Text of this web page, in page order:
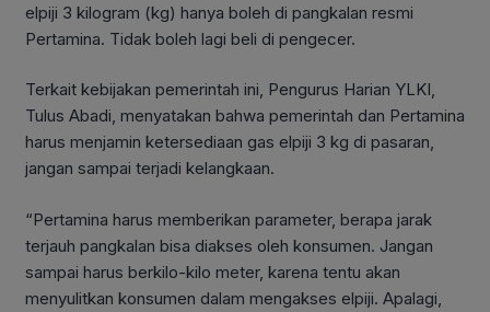
elpiji 3 kilogram (kg) hanya boleh di pangkalan resmi
Pertamina. Tidak boleh lagi beli di pengecer.
Terkait kebijakan pemerintah ini, Pengurus Harian YLKI,
Tulus Abadi, menyatakan bahwa pemerintah dan Pertamina
harus menjamin ketersediaan gas elpiji 3 kg di pasaran,
jangan sampai terjadi kelangkaan.
“Pertamina harus memberikan parameter, berapa jarak
terjauh pangkalan bisa diakses oleh konsumen. Jangan
sampai harus berkilo-kilo meter, karena tentu akan
menyulitkan konsumen dalam mengakses elpiji. Apalagi,